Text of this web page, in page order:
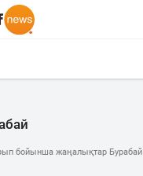
бойынша жаңалықтар Бурабай